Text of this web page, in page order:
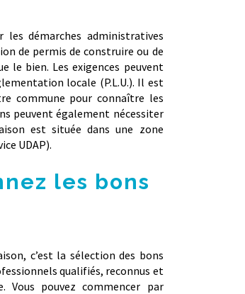
démarches administratives
de permis de construire ou de
le bien. Les exigences peuvent
locale (P.L.U.). Il est
commune pour connaître les
peuvent également nécessiter
est située dans une zone
UDAP).
les bons
c’est la sélection des bons
qualifiés, reconnus et
Vous pouvez commencer par